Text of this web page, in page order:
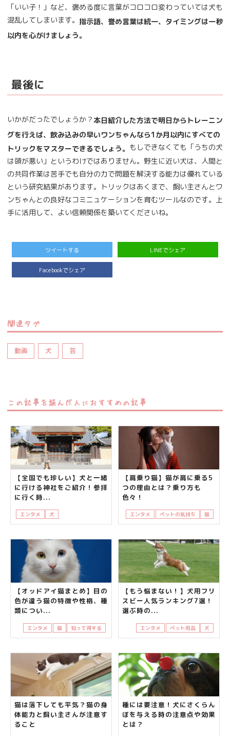
「いい子！」など、褒める度に言葉がコロコロ変わっていては犬も
混乱してしまいます。 指示語、誉め言葉は統一、タイミングは一秒
以内を心がけましょう。
最後に
いかがだったでしょうか？本日紹介した方法で明日からトレーニン
グを行えば、飲み込みの早いワンちゃんなら1か月以内にすべての
トリックをマスターできるでしょう。 もしできなくても「うちの犬
は頭が悪い」というわけではありません。野生に近い犬は、人間と
の共同作業は苦手でも自分の力で問題を解決する能力は優れている
という研究結果があります。トリックはあくまで、飼い主さんとワ
ンちゃんとの良好なコミニュケーションを育むツールなのです。上
手に活用して、よい信頼関係を築いてくださいね。
ツイートする LINEでシェア
Facebookでシェア
関連タグ
動画 犬 芸
この記事を読んだ人におすすめの記事
【全国でも珍しい】犬と一緒
に行ける神社をご紹介！参拝
に行く時...
エンタメ 犬 飼い主さんの悩み
【肩乗り猫】猫が肩に乗る5
つの理由とは？乗り方も
色々！
エンタメ ペットの気持ち 猫
【オッドアイ猫まとめ】目の
色が違う猫の特徴や性格、種
類につい...
エンタメ 猫 知って得する
【もう悩まない！】犬用フリ
スビー人気ランキング7選！
選ぶ時の...
エンタメ ペット用品 犬
猫は落下しても平気？猫の身
体能力と飼い主さんが注意す
ること
種には要注意！犬にさくらん
ぼを与える時の注意点や効果
とは？